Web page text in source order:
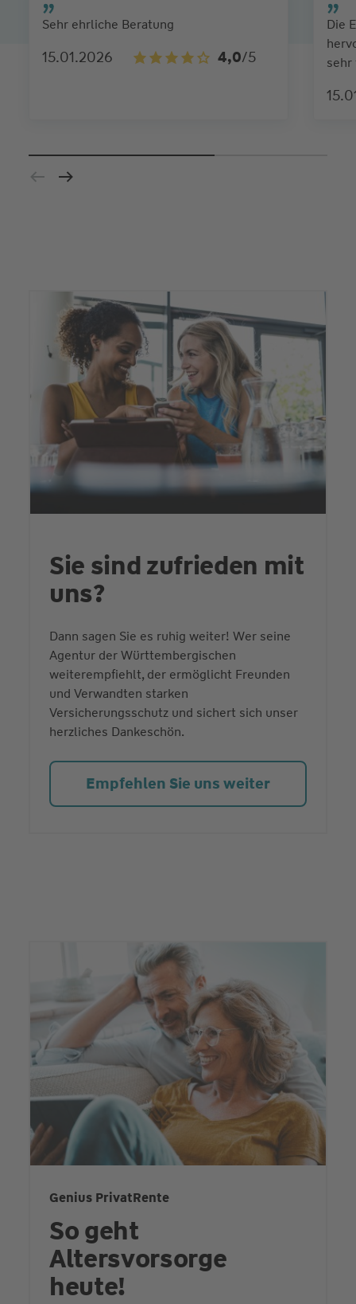
Sehr ehrliche Beratung
15.01.2026 4,0/5
Die
Sie sind zufrieden mit
uns?
Dann sagen Sie es ruhig weiter! Wer seine
Agentur der Württembergischen
weiterempfiehlt, der ermöglicht Freunden
und Verwandten starken
Versicherungsschutz und sichert sich unser
herzliches Dankeschön.
Empfehlen Sie uns weiter
Genius PrivatRente
So geht
Altersvorsorge
heute!